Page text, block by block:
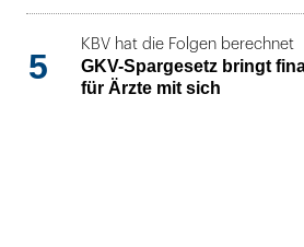
5
KBV hat die Folgen berechnet
GKV-Spargesetz bringt
für Ärzte mit sich